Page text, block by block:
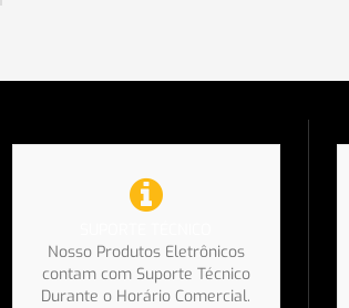
Nosso Produtos Eletrônicos
contam com Suporte Técnico
Durante o Horário Comercial.